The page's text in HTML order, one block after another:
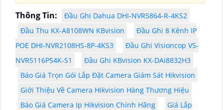
Thông Tin:
Đầu Ghi Dahua DHI-NVR5864-R-4KS2
Đầu Thu KX-A8108WN KBvision
Đầu Ghi 8 Kênh IP
POE DHI-NVR2108HS-8P-4KS3
Đầu Ghi Visioncop VS-
NVR5116PS4K-S1
Đầu Ghi KBvision KX-DAi8832H3
Báo Giá Trọn Gói Lắp Đặt Camera Giám Sát Hikvision
Giới Thiệu Về Camera Hikvision Hàng Thương Hiệu
Báo Giá Camera Ip Hikvision Chính Hãng
Giá Lắp